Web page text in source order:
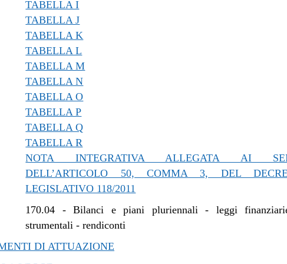
al 15/08/2018
al 04/04/2018
2018 al 28/03/2018
al 14/02/2018
2017 al 04/01/2018
2017 al 13/12/2017
al 10/11/2017
al 27/09/2017
TABELLA I
TABELLA J
TABELLA K
TABELLA L
TABELLA M
TABELLA N
TABELLA O
TABELLA P
TABELLA Q
TABELLA R
NOTA INTEGRATIVA ALLEGATA AI
DELL’ARTICOLO 50, COMMA 3, DEL
LEGISLATIVO 118/2011
170.04 -Bilanci e piani pluriennali - leggi
strumentali - rendiconti
DI ATTUAZIONE